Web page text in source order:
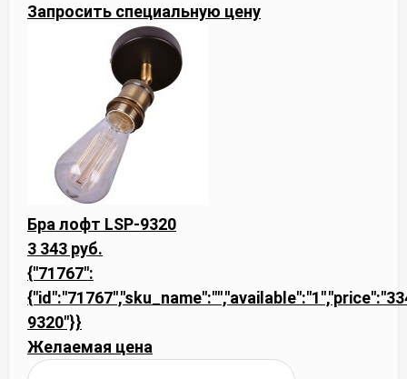
Запросить специальную цену
Бра лофт LSP-9320
3 343 руб.
{"71767":
9320"}}
Желаемая цена